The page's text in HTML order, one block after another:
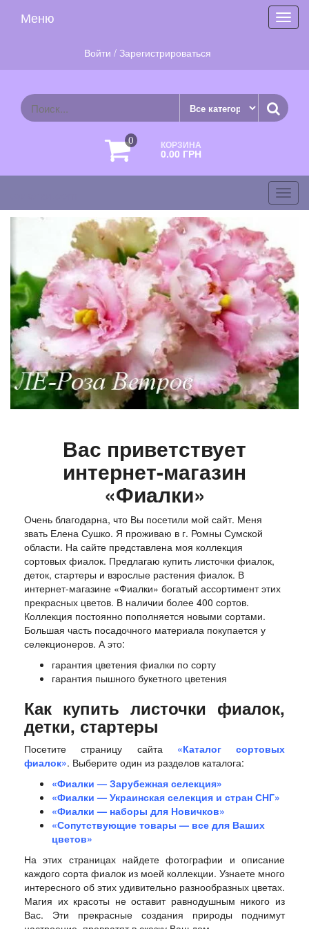
Меню
Войти / Зарегистрироваться
0 КОРЗИНА
0.00 ГРН
Вас приветствует
интернет-магазин
«Фиалки»
Очень благодарна, что Вы посетили мой сайт. Меня
звать Елена Сушко. Я проживаю в г. Ромны Сумской
области. На сайте представлена моя коллекция
сортовых фиалок. Предлагаю купить листочки фиалок,
деток, стартеры и взрослые растения фиалок. В
интернет-магазине «Фиалки» богатый ассортимент этих
прекрасных цветов. В наличии более 400 сортов.
Коллекция постоянно пополняется новыми сортами.
Большая часть посадочного материала покупается у
селекционеров. А это:
гарантия цветения фиалки по сорту
гарантия пышного букетного цветения
Как купить листочки фиалок,
детки, стартеры
Посетите страницу сайта «Каталог сортовых
фиалок». Выберите один из разделов каталога:
«Фиалки — Зарубежная селекция»
«Фиалки — Украинская селекция и стран СНГ»
«Фиалки — наборы для Новичков»
«Сопутствующие товары — все для Ваших
цветов»
На этих страницах найдете фотографии и описание
каждого сорта фиалок из моей коллекции. Узнаете много
интересного об этих удивительно разнообразных цветах.
Магия их красоты не оставит равнодушным никого из
Вас. Эти прекрасные создания природы поднимут